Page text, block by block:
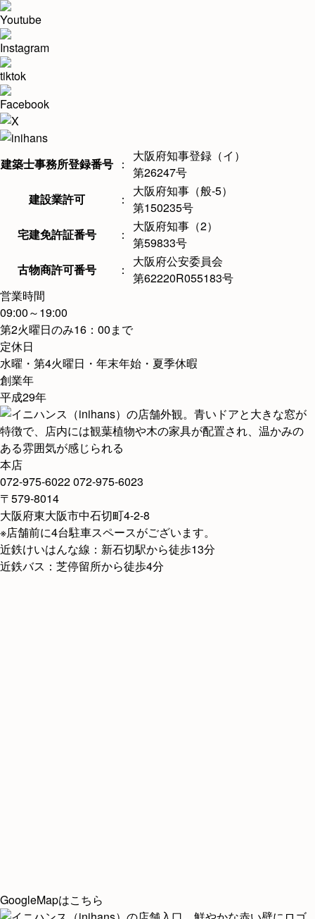
建築士事務所登録番号 ：
大阪府知事登録（イ）
第26247号
建設業許可
：
大阪府知事（般-5）
第150235号
宅建免許証番号
：
大阪府知事（2）
第59833号
古物商許可番号
：
大阪府公安委員会
第62220R055183号
営業時間
09:00～19:00
第2火曜日のみ16：00まで
定休日
水曜・第4火曜日・年末年始・夏季休暇
創業年
平成29年
本店
072-975-6022072-975-6023
〒579-8014
大阪府東大阪市中石切町4-2-8
※店舗前に4台駐車スペースがございます。
近鉄けいはんな線：新石切駅から徒歩13分
近鉄バス：芝停留所から徒歩4分
GoogleMapはこちら